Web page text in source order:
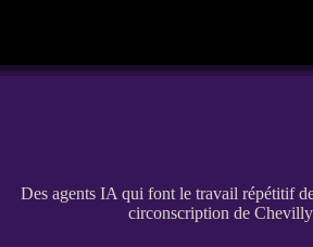
Des agents IA qui font le travail répétitif
circonscription de